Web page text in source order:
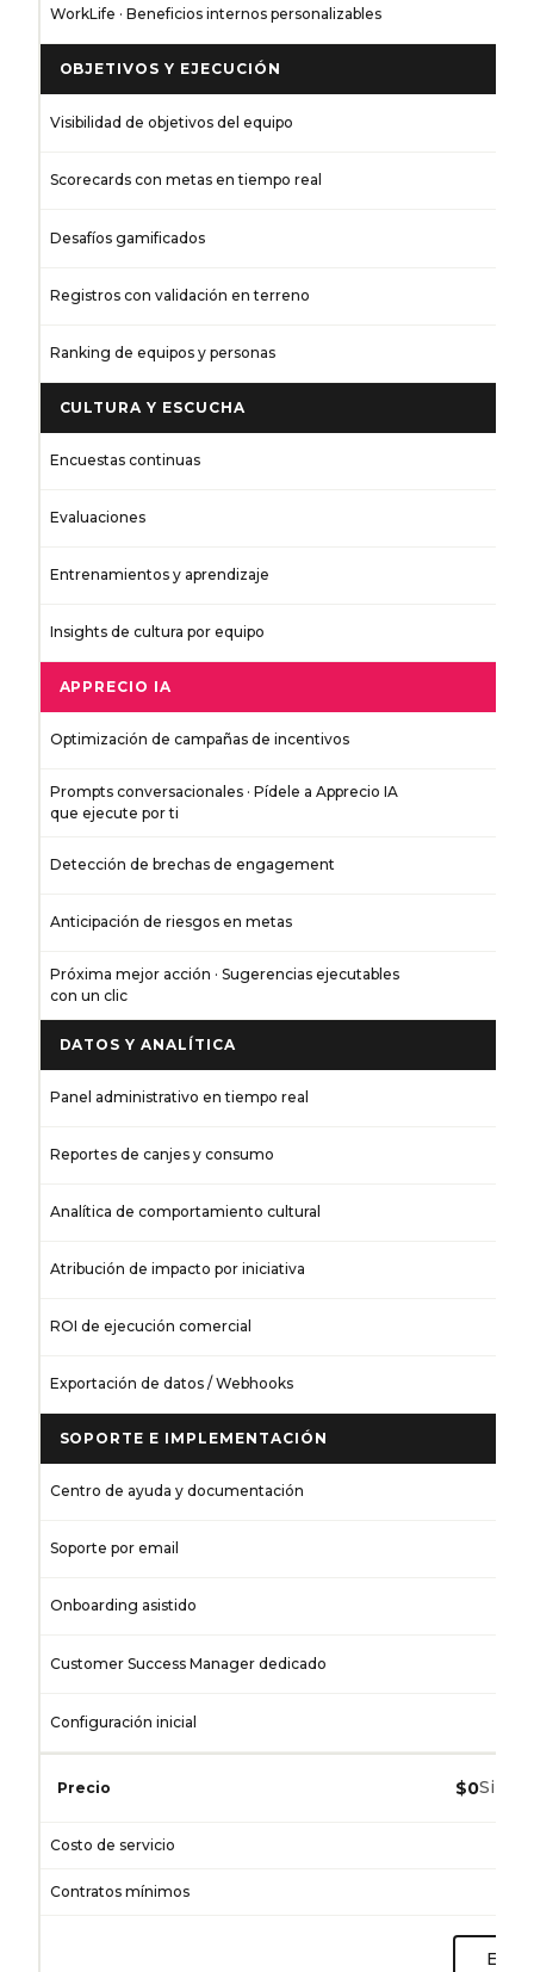
WorkLife · Beneficios internos personalizables
OBJETIVOS Y EJECUCIÓN
Visibilidad de objetivos del equipo
Scorecards con metas en tiempo real
Desafíos gamificados
Registros con validación en terreno
Ranking de equipos y personas
CULTURA Y ESCUCHA
Encuestas continuas
Evaluaciones
Entrenamientos y aprendizaje
Insights de cultura por equipo
APPRECIO IA
Optimización de campañas de incentivos
Prompts conversacionales · Pídele a Apprecio IA
que ejecute por ti
Detección de brechas de engagement
Anticipación de riesgos en metas
Próxima mejor acción · Sugerencias ejecutables
con un clic
DATOS Y ANALÍTICA
Panel administrativo en tiempo real
Reportes de canjes y consumo
Analítica de comportamiento cultural
Atribución de impacto por iniciativa
ROI de ejecución comercial
Exportación de datos / Webhooks
SOPORTE E IMPLEMENTACIÓN
Centro de ayuda y documentación
Soporte por email
Onboarding asistido
Customer Success Manager dedicado
Configuración inicial
Precio $0Sin
Costo de servicio
Contratos mínimos